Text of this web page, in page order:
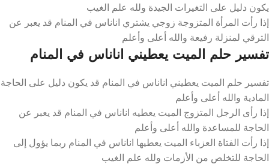
يكون دليل على التغيرات الجيدة ولله علم الغيب
إذا رأت المرأة المتزوجة زوجي يشتري اناناس في المنام قد يعبر عن
الترقي لمنزلة رفيعة والله أعلى وأعلم
تفسير حلم الميت يعطيني اناناس في المنام
تفسير حلم الميت يعطيني اناناس في المنام قد يكون دليل على الحاجة
المادية والله أعلى وأعلم
إذا رأى الرجل المتزوج الميت يعطيه اناناس في المنام قد يعبر عن
الحاجة للمساعدة والله أعلى وأعلم
إذا رأت الفتاة العزباء الميت يعطيها اناناس في المنام ربما يؤول إلى
الحاجة للتخلص من الأزمات ولله علم الغيب